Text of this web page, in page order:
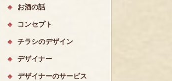
お酒の話
コンセプト
チラシのデザイン
デザイナー
デザイナーのサービス